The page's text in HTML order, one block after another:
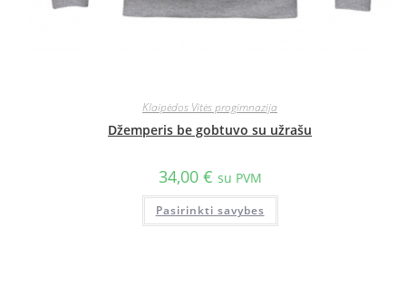
Klaipėdos Vitės progimnazija
Džemperis be gobtuvo su užrašu
34,00 € su PVM
Pasirinkti savybes